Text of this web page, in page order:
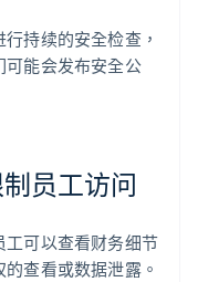
持续的安全检查，
可能会发布安全公
员工访问
可以查看财务细节
查看或数据泄露。